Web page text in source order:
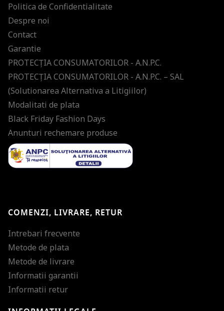
Politica de Confidentialitate
Despre noi
Contact
Garantie
PROTECŢIA CONSUMATORILOR - A.N.P.C.
PROTECŢIA CONSUMATORILOR - A.N.P.C. – SAL
(Solutionarea Alternativa a Litigiilor)
Modalitati de plata
Black Friday Fashion Days
Anunturi rechemare produse
COMENZI, LIVRARE, RETUR
Intrebari frecvente
Metode de plata
Metode de livrare
Informatii garantii
Informatii retur